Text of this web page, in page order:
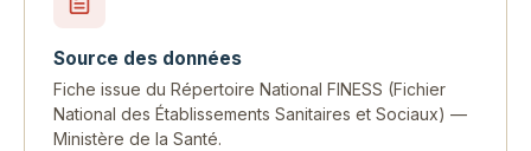
Source des données
Fiche issue du Répertoire National FINESS (Fichier
National des Établissements Sanitaires et Sociaux) —
Ministère de la Santé.